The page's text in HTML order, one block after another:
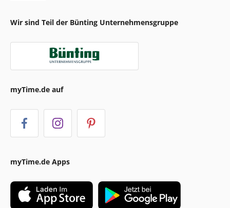
Wir sind Teil der Bünting Unternehmensgruppe
myTime.de auf
myTime.de Apps